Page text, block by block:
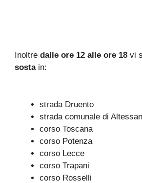
Inoltre dalle ore 12 alle ore 18 vi
sostain:
strada Druento
strada comunale di
corso Toscana
corso Potenza
corso Lecce
corso Trapani
corso Rosselli